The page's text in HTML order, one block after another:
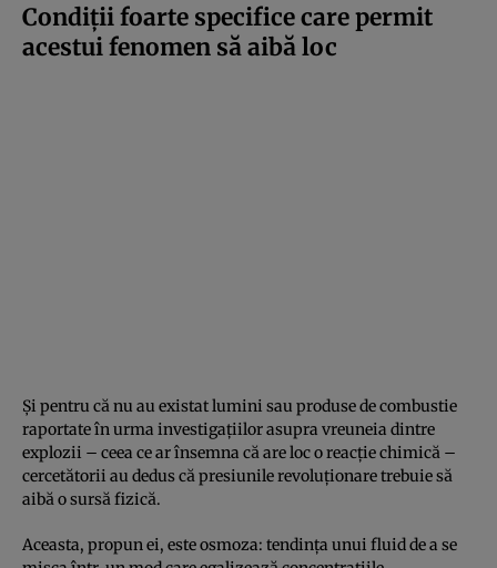
Condiții foarte specifice care permit
acestui fenomen să aibă loc
Și pentru că nu au existat lumini sau produse de combustie
raportate în urma investigațiilor asupra vreuneia dintre
explozii – ceea ce ar însemna că are loc o reacție chimică –
cercetătorii au dedus că presiunile revoluționare trebuie să
aibă o sursă fizică.
Aceasta, propun ei, este osmoza: tendința unui fluid de a se